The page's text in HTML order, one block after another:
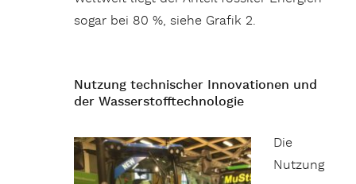
sogar bei 80 %, siehe Grafik 2.
Nutzung technischer Innovationen und
der Wasserstofftechnologie
Die
Nutzung